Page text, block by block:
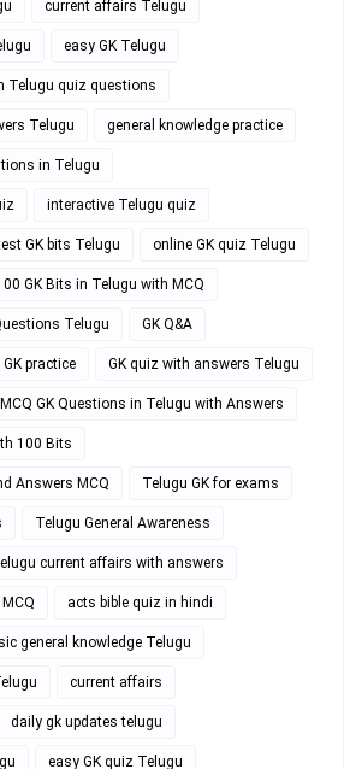
current affairs Telugu
easy GK Telugu
Telugu quiz questions
Telugu general knowledge practice
in Telugu
interactive Telugu quiz
GK bits Telugu online GK quiz Telugu
GK Bits in Telugu with MCQ
Telugu GK Q&A
GK practice GK quiz with answers Telugu
MCQ GK Questions in Telugu with Answers
100 Bits
Answers MCQ Telugu GK for exams
Telugu General Awareness
current affairs with answers
acts bible quiz in hindi
general knowledge Telugu
current affairs
daily gk updates telugu
easy GK quiz Telugu